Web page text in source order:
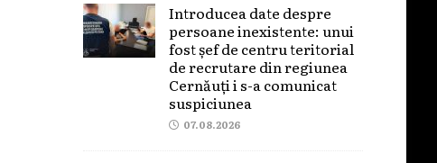
Introducea date despre
persoane inexistente: unui
fost șef de centru teritorial
de recrutare din regiunea
Cernăuți i s-a comunicat
suspiciunea
07.08.2026